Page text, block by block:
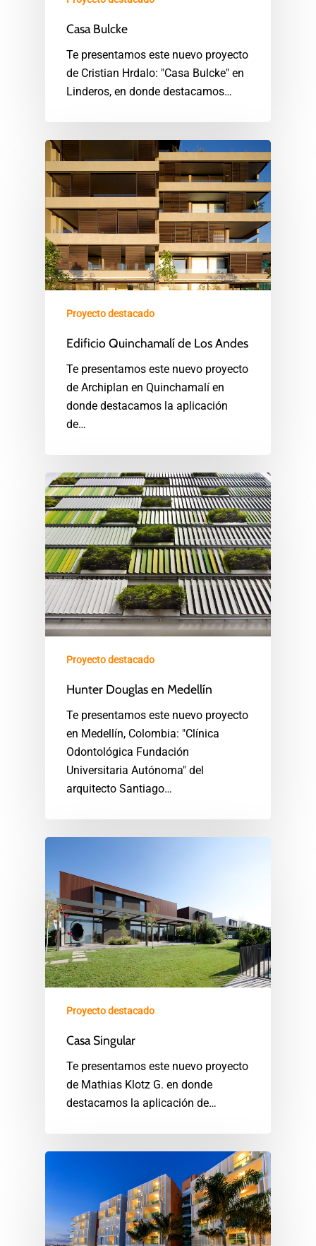
Casa Bulcke
Te presentamos este nuevo proyecto
de Cristian Hrdalo: "Casa Bulcke" en
Linderos, en donde destacamos…
Proyecto destacado
Edificio Quinchamalí de Los Andes
Te presentamos este nuevo proyecto
de Archiplan en Quinchamalí en
donde destacamos la aplicación
de…
Proyecto destacado
Hunter Douglas en Medellín
Te presentamos este nuevo proyecto
en Medellín, Colombia: "Clínica
Odontológica Fundación
Universitaria Autónoma" del
arquitecto Santiago…
Proyecto destacado
Casa Singular
Te presentamos este nuevo proyecto
de Mathias Klotz G. en donde
destacamos la aplicación de…